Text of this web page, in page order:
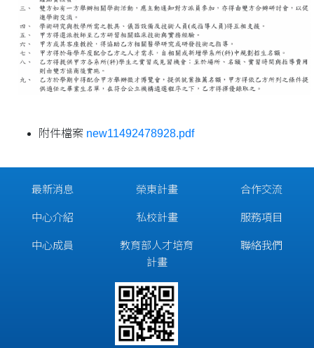
附件檔案 new11492478928.pdf
最新消息
中心介紹
中心成員
榮東計畫
私校計畫
教育部人才培育
計畫
合作交流
服務項目
聯絡我們